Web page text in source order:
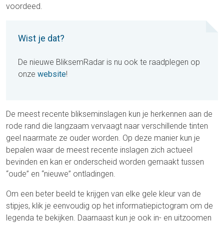
voordeed.
Wist je dat?
De nieuwe BliksemRadar is nu ook te raadplegen op
onze website!
De meest recente blikseminslagen kun je herkennen aan de
rode rand die langzaam vervaagt naar verschillende tinten
geel naarmate ze ouder worden. Op deze manier kun je
bepalen waar de meest recente inslagen zich actueel
bevinden en kan er onderscheid worden gemaakt tussen
“oude” en “nieuwe” ontladingen.
Om een beter beeld te krijgen van elke gele kleur van de
stipjes, klik je eenvoudig op het informatiepictogram om de
legenda te bekijken. Daarnaast kun je ook in- en uitzoomen